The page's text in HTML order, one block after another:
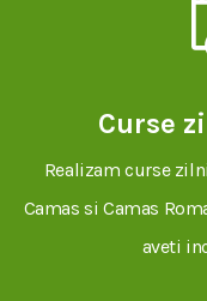
Curse
Realizam curse
Camas si Camas
aveti